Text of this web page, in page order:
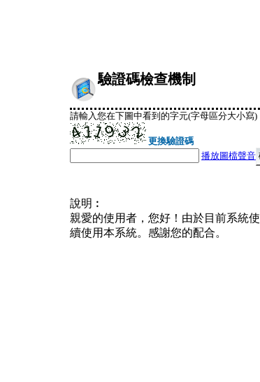
驗證碼檢查機制
請輸入您在下圖中看到的字元(字母區分大小寫)
更換驗證碼
播放圖檔聲音
說明︰
親愛的使用者，您好！由於目前系統
續使用本系統。感謝您的配合。